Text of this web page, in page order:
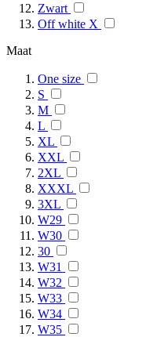
Zwart
Off white X
Maat
One size
S
M
L
XL
XXL
2XL
XXXL
3XL
W29
W30
30
W31
W32
W33
W34
W35